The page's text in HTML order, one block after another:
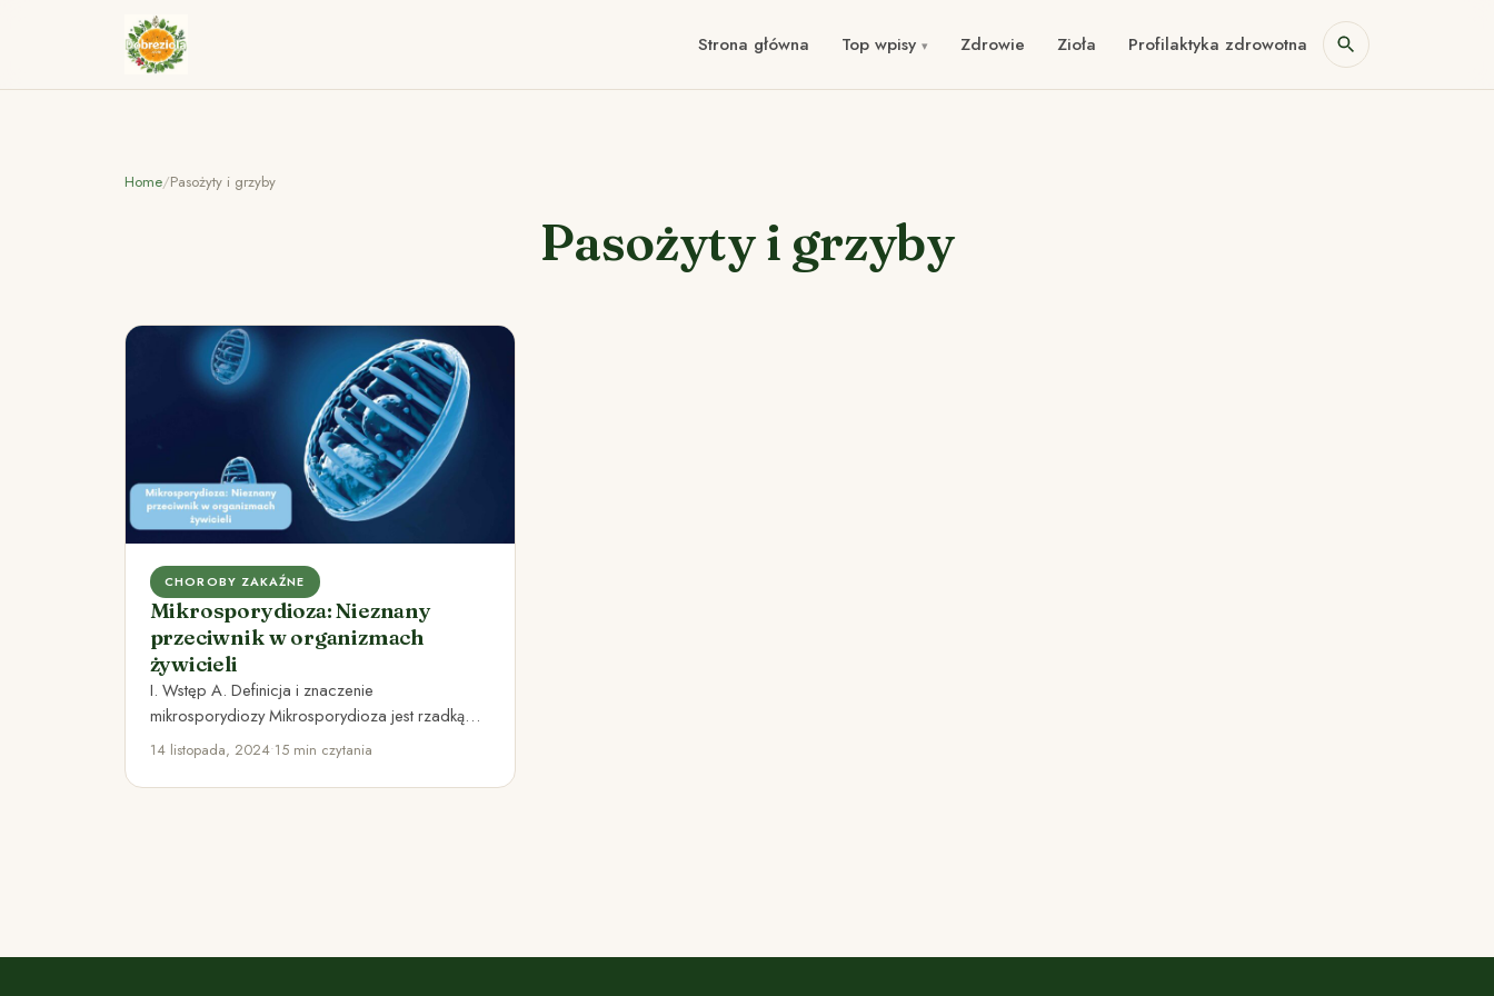
Strona główna Top wpisy Zdrowie Zioła Profilaktyka zdrowotna
Home/Pasożyty i grzyby
Pasożyty i grzyby
CHOROBY ZAKAŹNE
Mikrosporydioza: Nieznany
przeciwnik w organizmach
żywicieli
I. Wstęp A. Definicja i znaczenie
mikrosporydiozy Mikrosporydioza jest rzadką
grzybiczą chorobą wywołaną przez
14 listopada, 2024•15 min czytania